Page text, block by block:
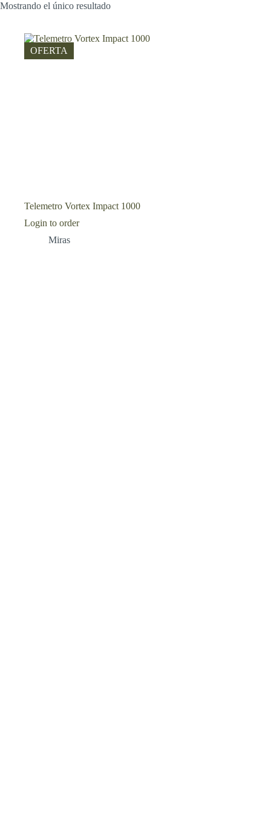
Mostrando el único resultado
OFERTA
Telemetro Vortex Impact 1000
Login to order
Miras